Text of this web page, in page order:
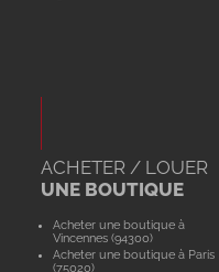
ACHETER / LOUER
UNE BOUTIQUE
Acheter une boutique à
Vincennes (94300)
Acheter une boutique à Paris
(75020)